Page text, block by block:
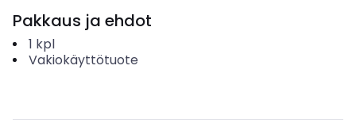
Pakkaus ja ehdot
1 kpl
Vakiokäyttötuote